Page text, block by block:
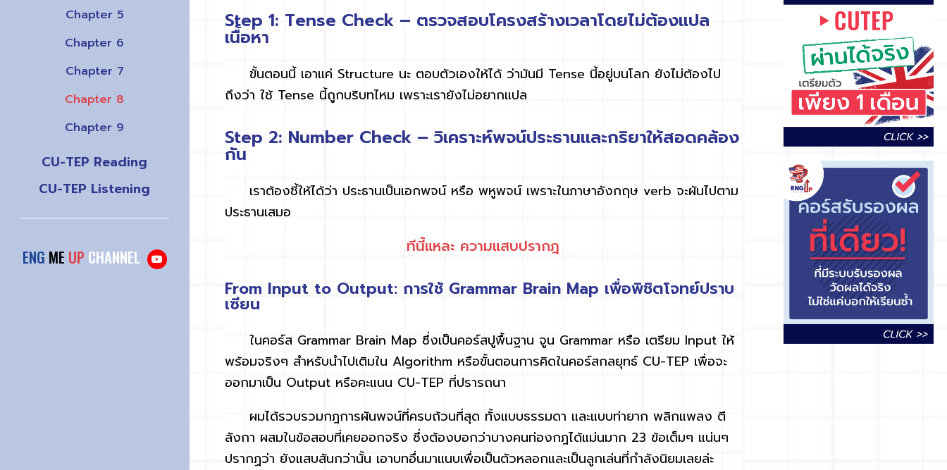
Chapter 5
Chapter 6
Chapter 7
Chapter 8
Chapter 9
CU-TEP Reading
CU-TEP Listening
ENG ME UP CHANNEL
Step 1: Tense Check – ตรวจสอบโครงสร้างเวลาโดยไม่ต้องแปล
เนื้อหา
ขั้นตอนนี้ เอาแค่ Structure นะ ตอบตัวเองให้ได้ ว่ามันมี Tense นี้อยู่บนโลก ยังไม่ต้องไป
ถึงว่า ใช้ Tense นี้ถูกบริบทไหม เพราะเรายังไม่อยากแปล
Step 2: Number Check – วิเคราะห์พจน์ประธานและกริยาให้สอดคล้อง
กัน
เราต้องชี้ให้ได้ว่า ประธานเป็นเอกพจน์ หรือ พหูพจน์ เพราะในภาษาอังกฤษ verb จะผันไปตาม
ประธานเสมอ
ทีนี้แหละ ความแสบปรากฎ
From Input to Output: การใช้ Grammar Brain Map เพื่อพิชิตโจทย์ปราบ
เซียน
ในคอร์ส Grammar Brain Map ซึ่งเป็นคอร์สปูพื้นฐาน จูน Grammar หรือ เตรียม Input ให้
พร้อมจริงๆ สำหรับนำไปเติมใน Algorithm หรือขั้นตอนการคิดในคอร์สกลยุทธ์ CU-TEP เพื่อจะ
ออกมาเป็น Output หรือคะแนน CU-TEP ที่ปรารถนา
ผมได้รวบรวมกฎการผันพจน์ที่ครบถ้วนที่สุด ทั้งแบบธรรมดา และแบบท่ายาก พลิกแพลง ตี
ลังกา ผสมในข้อสอบที่เคยออกจริง ซึ่งต้องบอกว่าบางคนท่องกฎได้แม่นมาก 23 ข้อเต็มๆ แน่นๆ
ปรากฏว่า ยังแสบสันกว่านั้น เอาบทอื่นมาแนบเพื่อเป็นตัวหลอกและเป็นลูกเล่นที่กำลังนิยมเลยล่ะ